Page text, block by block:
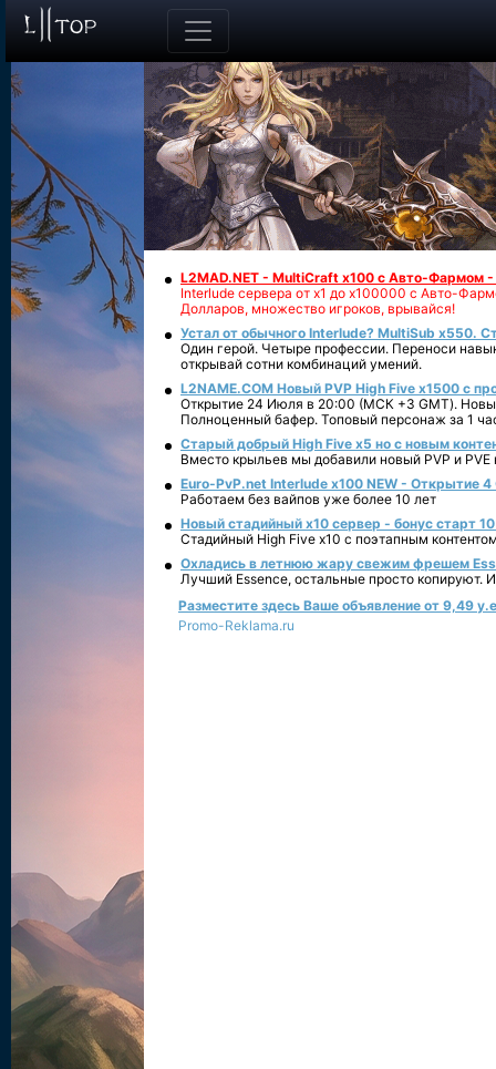
L2MAD.NET - MultiCraft x100 с Авто-Фармом
Interlude сервера от х1 до х100000 с Авто-
Долларов, множество игроков, врывайся!
Устал от обычного Interlude? MultiSub x550.
Один герой. Четыре профессии. Переноси
открывай сотни комбинаций умений.
L2NAME.COM Новый PVP High Five x1500 с
Открытие 24 Июля в 20:00 (МСК +3 GMT).
Полноценный бафер. Топовый персонаж за 1
Старый добрый High Five x5 но с новым
Вместо крыльев мы добавили новый PVP и PVE
Euro-PvP.net Interlude х100 NEW - Открытие 4
Работаем без вайпов уже более 10 лет
Новый стадийный х10 сервер - бонус старт
Стадийный High Five x10 с поэтапным
Охладись в летнюю жару свежим фрешем
Лучший Essence, остальные просто копируют.
Разместите здесь Ваше объявление от 9,49
Promo-Reklama.ru